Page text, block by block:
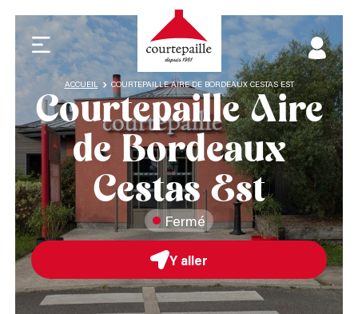
ACCUEIL COURTEPAILLE AIRE DE BORDEAUX CESTAS EST
Courtepaille Aire
de Bordeaux
Cestas Est
Fermé
Y aller